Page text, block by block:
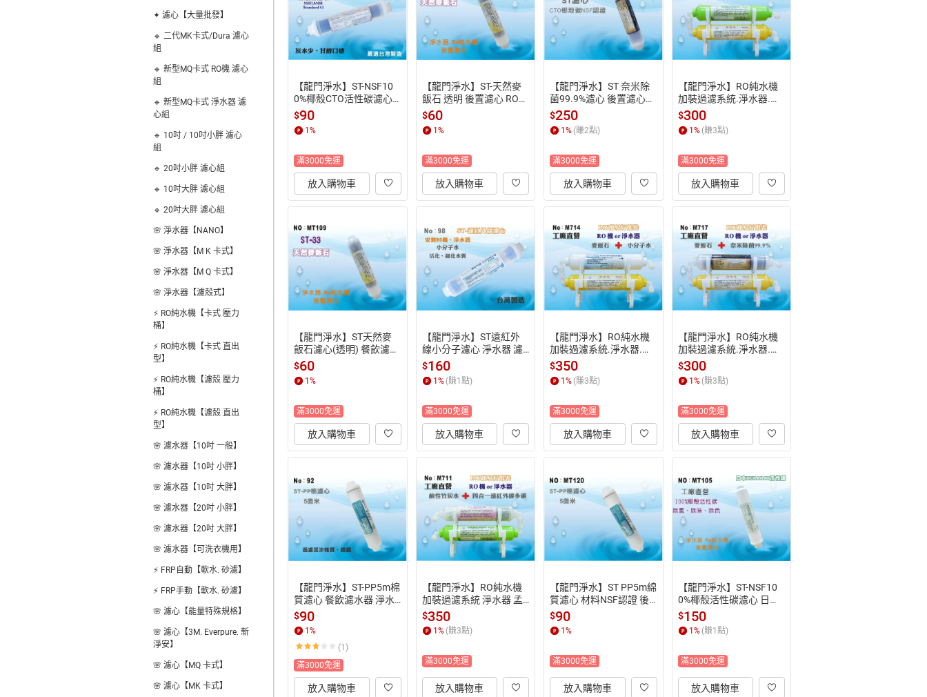
【龍門淨水】ST-NSF10
0%椰殼CTO活性碳濾心
除氯 除異味 口感佳灰水
少 RO純水機淨水器  飲水
機(93)
$90
1%
滿3000免運
放入購物車
【龍門淨水】ST-天然麥
飯石 透明 後置濾心 RO純
水機 淨水器 飲水機(MT1
09)
$60
1%
滿3000免運
放入購物車
【龍門淨水】ST 奈米除
菌99.9%濾心 後置濾心
淨水器 飲水器(MT123)
$250
1% (賺2點)
滿3000免運
放入購物車
【龍門淨水】RO純水機
加裝過濾系統.淨水器.麥
飯石.鹼性水竹炭濾心(貨
號M715)
$300
1% (賺3點)
滿3000免運
放入購物車
【龍門淨水】ST天然麥
飯石濾心(透明) 餐飲濾水
器 淨水器 箱 過濾器 飲水
機 RO純水機(貨號100)
$60
1%
滿3000免運
放入購物車
【龍門淨水】ST遠紅外
線小分子濾心 淨水器 濾
水器 飲水機 RO純水機加
裝(貨號98)
$160
1% (賺1點)
滿3000免運
放入購物車
【龍門淨水】RO純水機
加裝過濾系統.淨水器.麥
飯石.能量機小分子濾心
(貨號M714)
$350
1% (賺3點)
滿3000免運
放入購物車
【龍門淨水】RO純水機
加裝過濾系統.淨水器.麥
飯石.生飲級奈米銀除菌
濾心(貨號M717)
$300
1% (賺3點)
滿3000免運
放入購物車
【龍門淨水】ST-PP5m棉
質濾心 餐飲濾水器 淨水
器 箱 濾水 飲水機(貨號9
2)
$90
1 %
(1)
滿3000免運
放入購物車
【龍門淨水】RO純水機
加裝過濾系統 淨水器 孟
宗竹炭鹼性水 遠紅外線
四合一多礦 後置濾心(M7
11)
$350
1 % (賺3點)
滿3000免運
放入購物車
【龍門淨水】ST PP5m綿
質濾心 材料NSF認證 後
置 RO純水機 淨水器 飲水
機(MT120)
$90
1 %
滿3000免運
放入購物車
【龍門淨水】ST-NSF10
0%椰殼活性碳濾心 日本
KURARAY活性碳 RO純水
機 淨水器(MT105)
$150
1 % (賺1 點)
滿3000免運
放入購物車
✦ 濾心【大量批發】
🔹 二代MK卡式/Dura 濾心
組
🔹 新型MQ卡式 RO機 濾心
組
🔹 新型MQ卡式 淨水器 濾
心組
🔹 10吋 / 10吋小胖 濾心
組
🔹 20吋小胖 濾心組
🔹 10吋大胖 濾心組
🔹 20吋大胖 濾心組
🌸 淨水器【NANO】
🌸 淨水器【M K 卡式】
🌸 淨水器【M Q 卡式】
🌸 淨水器【濾殼式】
⚡ RO純水機【卡式 壓力
桶】
⚡ RO純水機【卡式 直出
型】
⚡ RO純水機【濾殼 壓力
桶】
⚡ RO純水機【濾殼 直出
型】
🌸 濾水器【10吋 一般】
🌸 濾水器【10吋 小胖】
🌸 濾水器【10吋 大胖】
🌸 濾水器【20吋 小胖】
🌸 濾水器【20吋 大胖】
🌸 濾水器【可洗衣機用】
⚡ FRP自動【軟水. 砂濾】
⚡ FRP手動【軟水. 砂濾】
🌸 濾心【能量特殊規格】
🌸 濾心【3M. Everpure. 新
淨安】
🌸 濾心【MQ 卡式】
🌸 濾心【MK 卡式】